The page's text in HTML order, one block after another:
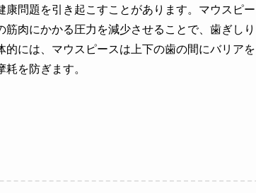
問題を引き起こすことがあります。マウスピー
肉にかかる圧力を減少させることで、歯ぎしり
には、マウスピースは上下の歯の間にバリアを
を防ぎます。